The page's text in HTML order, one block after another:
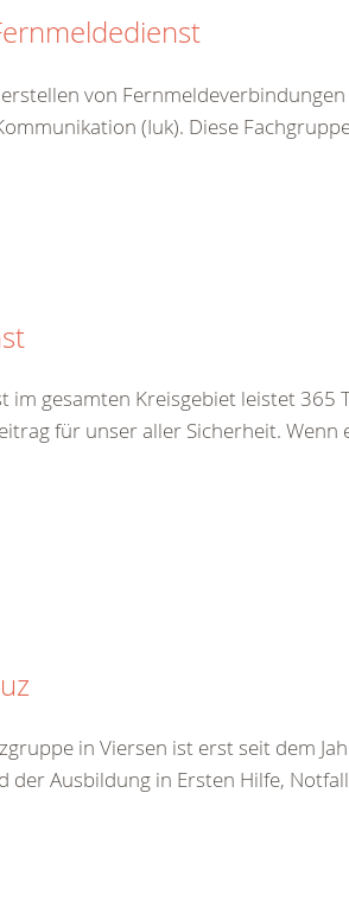
von
(Iuk). Diese
im gesamten Kreisgebiet leistet 365
für unser aller Sicherheit.
in Viersen ist erst seit dem
der Ausbildung in Ersten Hilfe,